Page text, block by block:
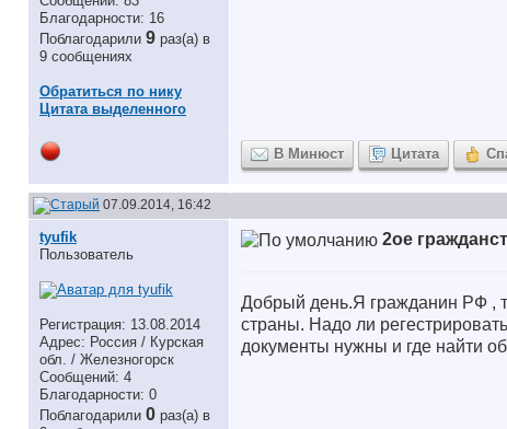
Благодарности: 16
Поблагодарили 9 раз(а) в
9 сообщениях
Обратиться по нику
Цитата выделенного
В Минюст Цитата
07.09.2014, 16:42
tyufik
Пользователь
Регистрация: 13.08.2014
Адрес: Россия / Курская
обл. / Железногорск
Сообщений: 4
Благодарности: 0
Поблагодарили 0 раз(а) в
2ое
Добрый день.Я гражданин РФ ,
страны. Надо ли
документы нужны и где найти